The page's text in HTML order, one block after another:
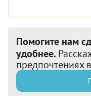
Помогите нам
удобнее.
предпочтениях